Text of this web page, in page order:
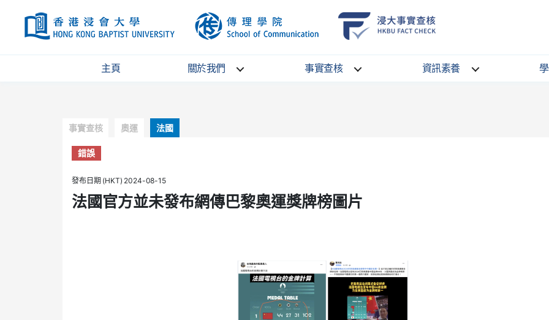
HKBU
School
Communication
主頁 關於我們 事實查核 資訊素養
Categories
事實查核 奧運 法國
錯誤
發布日期 (HKT) 2024-08-15
法國官方並未發布網傳巴黎奧運獎牌榜圖片